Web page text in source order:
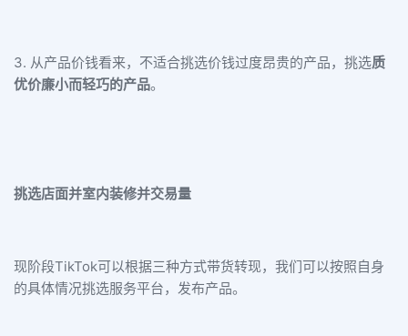
3. 从产品价钱看来，不适合挑选价钱过度昂贵的产品，挑选质
优价廉小而轻巧的产品。
挑选店面并室内装修并交易量
现阶段TikTok可以根据三种方式带货转现，我们可以按照自身
的具体情况挑选服务平台，发布产品。